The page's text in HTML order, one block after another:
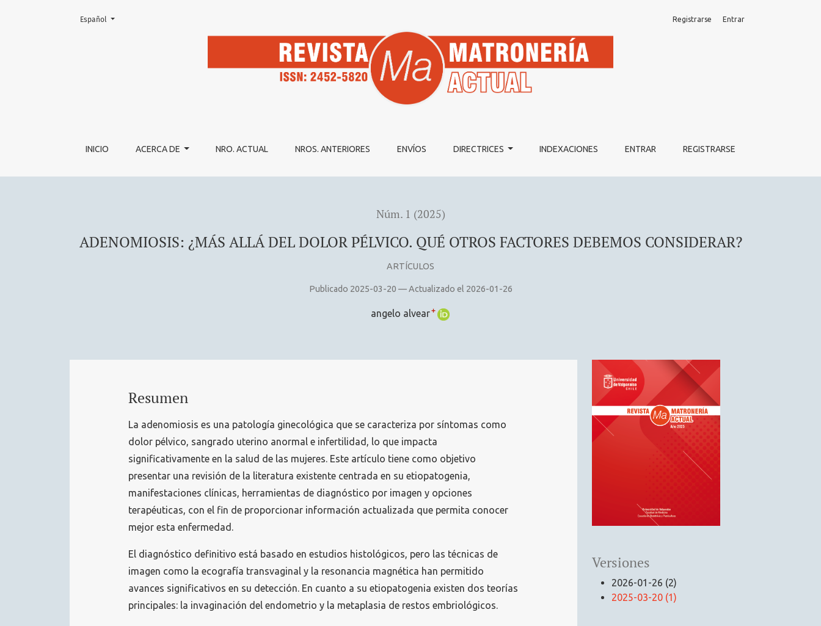
ADENOMIOSIS: ¿MÁS ALLÁ DEL DOLOR PÉLVICO. QUÉ OTROS FACTORES DEBEMOS CONSIDERAR?
INICIO ACERCA DE NRO. ACTUAL NROS. ANTERIORES ENVÍOS DIRECTRICES INDEXACIONES ENTRAR REGISTRARSE
Registrarse Entrar
Cambiar el idioma. El actual es:
Español
Núm. 1 (2025)
ADENOMIOSIS: ¿MÁS ALLÁ DEL DOLOR PÉLVICO. QUÉ OTROS FACTORES DEBEMOS CONSIDERAR?
ARTÍCULOS
Publicado 2025-03-20 — Actualizado el 2026-01-26
angelo alvear+
Versiones
2026-01-26 (2)
2025-03-20 (1)
Resumen
La adenomiosis es una patología ginecológica que se caracteriza por síntomas como
dolor pélvico, sangrado uterino anormal e infertilidad, lo que impacta
significativamente en la salud de las mujeres. Este artículo tiene como objetivo
presentar una revisión de la literatura existente centrada en su etiopatogenia,
manifestaciones clínicas, herramientas de diagnóstico por imagen y opciones
terapéuticas, con el fin de proporcionar información actualizada que permita conocer
mejor esta enfermedad.
El diagnóstico definitivo está basado en estudios histológicos, pero las técnicas de
imagen como la ecografía transvaginal y la resonancia magnética han permitido
avances significativos en su detección. En cuanto a su etiopatogenia existen dos teorías
principales: la invaginación del endometrio y la metaplasia de restos embriológicos.